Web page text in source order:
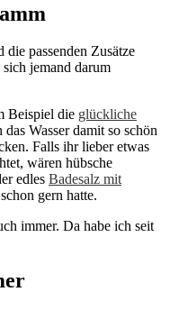
passenden Zusätze
jemand darum
Beispiel die glückliche
Wasser damit so schön
Falls ihr lieber etwas
wären hübsche
edles Badesalz mit
gern hatte.
immer. Da habe ich seit